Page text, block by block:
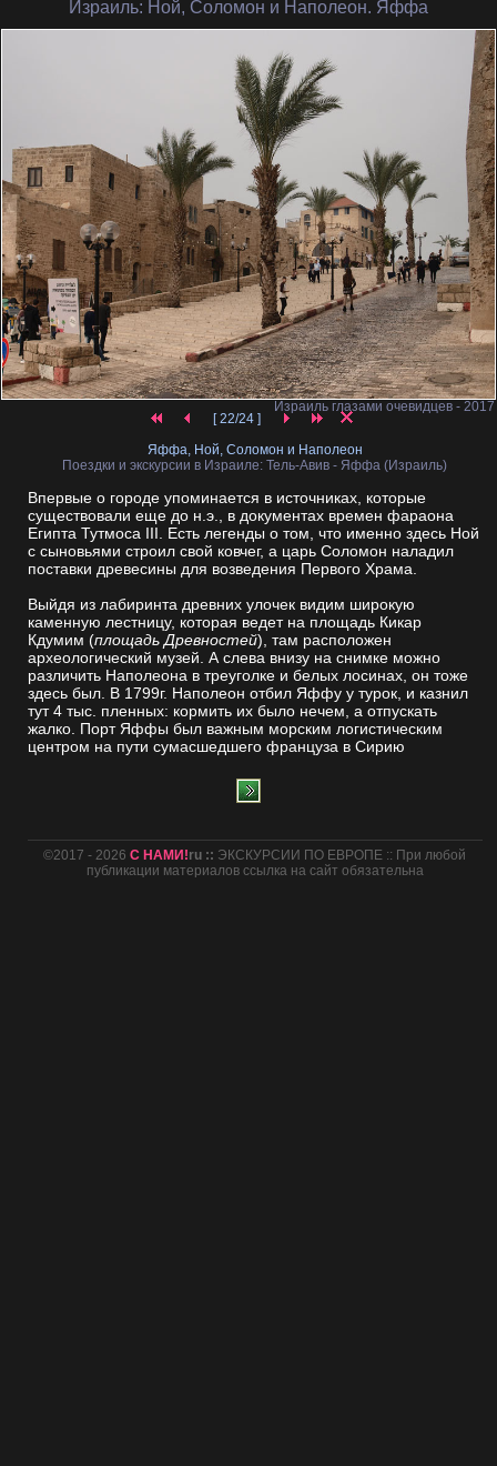
Израиль: Ной, Соломон и Наполеон. Яффа
Израиль глазами очевидцев - 2017
[ 22/24 ]
Яффа, Ной, Соломон и Наполеон
Поездки и экскурсии в Израиле: Тель-Авив - Яффа (Израиль)
Впервые о городе упоминается в источниках, которые
существовали еще до н.э., в документах времен фараона
Египта Тутмоса III. Есть легенды о том, что именно здесь Ной
с сыновьями строил свой ковчег, а царь Соломон наладил
поставки древесины для возведения Первого Храма.
Выйдя из лабиринта древних улочек видим широкую
каменную лестницу, которая ведет на площадь Кикар
Кдумим (площадь Древностей), там расположен
археологический музей. А слева внизу на снимке можно
различить Наполеона в треуголке и белых лосинах, он тоже
здесь был. В 1799г. Наполеон отбил Яффу у турок, и казнил
тут 4 тыс. пленных: кормить их было нечем, а отпускать
жалко. Порт Яффы был важным морским логистическим
центром на пути сумасшедшего француза в Сирию
©2017 - 2026С НАМИ!ru :: ЭКСКУРСИИ ПО ЕВРОПЕ :: При любой
публикации материалов ссылка на сайт обязательна